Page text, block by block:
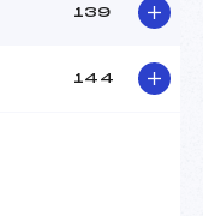
139
144